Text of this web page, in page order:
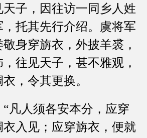
天子，因往访一同乡人姓
，托其先行介绍。虞将军
身穿旃衣，外披羊裘，
往见天子，甚不雅观，
，令其更换。
人须各安本分，应穿
入见；应穿旃衣，便就